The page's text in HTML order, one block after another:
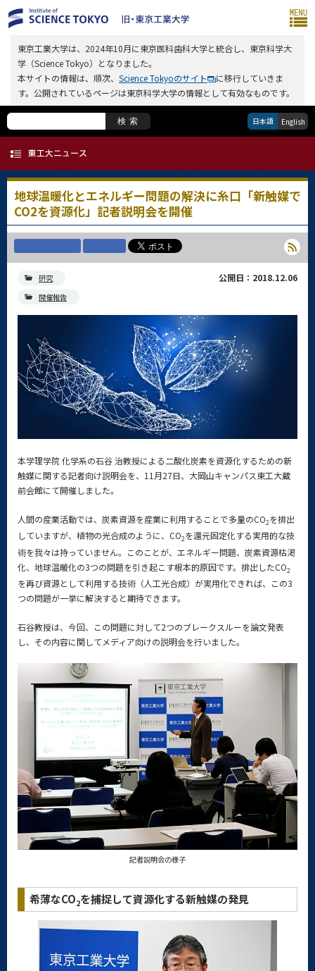
東京工業大学は、2024年10月に東京医科歯科大学と統合し、東京科学大
学（Science Tokyo）となりました。
本サイトの情報は、順次、 Science Tokyoのサイト
に移行していきま
す。公開されているページは東京科学大学の情報として有効なものです。
検索 日本語 English
地球温暖化とエネルギー問題の解決に糸口「新触媒で
CO2を資源化」記者説明会を開催
研究
開催報告
公開日：2018.12.06
本学理学院 化学系の石谷 治教授による二酸化炭素を資源化するための新
触媒に関する記者向け説明会を、11月27日、大岡山キャンパス東工大蔵
前会館にて開催しました。
人間の産業活動では、炭素資源を産業に利用することで多量のCO2を排出
していますが、植物の光合成のように、CO2を還元固定化する実用的な技
術を我々は持っていません。このことが、エネルギー問題、炭素資源枯渇
化、地球温暖化の3つの問題を引き起こす根本的原因です。排出したCO2
を再び資源として利用する技術（人工光合成）が実用化できれば、この3
つの問題が一挙に解決すると期待できます。
石谷教授は、今回、この問題に対して2つのブレークスルーを論文発表
し、その内容に関してメディア向けの説明会を行いました。
記者説明会の様子
希薄なCO2を捕捉して資源化する新触媒の発見